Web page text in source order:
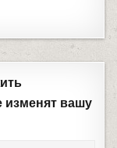
изменят вашу